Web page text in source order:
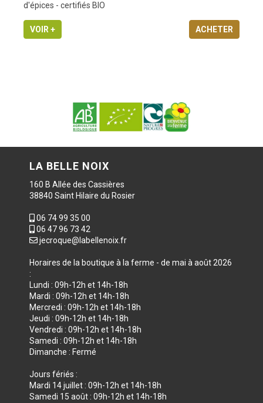
d'épices - certifiés BIO
VOIR + ACHETER
LA BELLE NOIX
160 B Allée des Cassières
38840 Saint Hilaire du Rosier
06 74 99 35 00
06 47 96 73 42
jecroque@labellenoix.fr
Horaires de la boutique à la ferme - de mai à août 2026
:
Lundi : 09h-12h et 14h-18h
Mardi : 09h-12h et 14h-18h
Mercredi : 09h-12h et 14h-18h
Jeudi : 09h-12h et 14h-18h
Vendredi : 09h-12h et 14h-18h
Samedi : 09h-12h et 14h-18h
Dimanche : Fermé
Jours fériés :
Mardi 14 juillet : 09h-12h et 14h-18h
Samedi 15 août : 09h-12h et 14h-18h